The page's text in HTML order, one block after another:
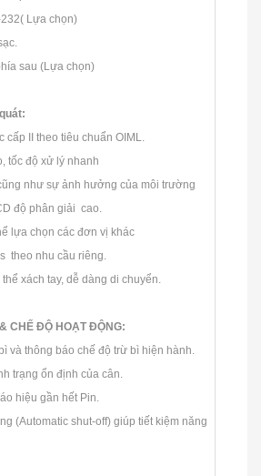
Lựa chọn)
sau (Lựa chọn)
cấp II theo tiêu chuẩn OIML.
tốc độ xử lý nhanh
như sự ảnh hưởng của môi trường
độ phân giải cao.
lựa chọn các đơn vị khác
theo nhu cầu riêng.
xách tay, dễ dàng di chuyển.
CHẾ ĐỘ HOẠT ĐỘNG:
và thông báo chế độ trừ bì hiện hành.
trạng ổn định của cân.
hiệu gần hết Pin.
(Automatic shut-off) giúp tiết kiệm năng